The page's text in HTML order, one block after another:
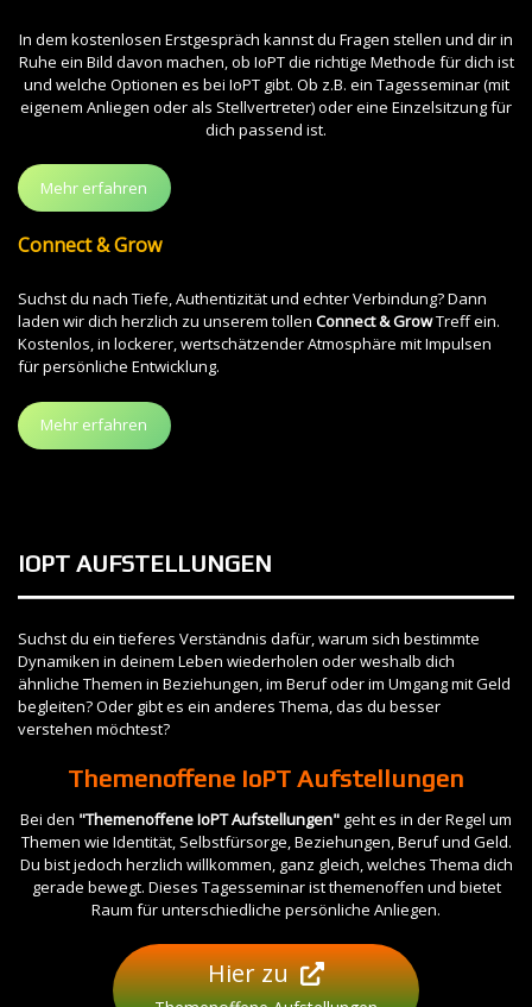
In dem kostenlosen Erstgespräch kannst du Fragen stellen und dir in
Ruhe ein Bild davon machen, ob IoPT die richtige Methode für dich ist
und welche Optionen es bei IoPT gibt. Ob z.B. ein Tagesseminar (mit
eigenem Anliegen oder als Stellvertreter) oder eine Einzelsitzung für
dich passend ist.
Mehr erfahren
Connect & Grow
Suchst du nach Tiefe, Authentizität und echter Verbindung? Dann
laden wir dich herzlich zu unserem tollen Connect & GrowTreff ein.
Kostenlos, in lockerer, wertschätzender Atmosphäre mit Impulsen
für persönliche Entwicklung.
Mehr erfahren
IOPT AUFSTELLUNGEN
Suchst du ein tieferes Verständnis dafür, warum sich bestimmte
Dynamiken in deinem Leben wiederholen oder weshalb dich
ähnliche Themen in Beziehungen, im Beruf oder im Umgang mit Geld
begleiten? Oder gibt es ein anderes Thema, das du besser
verstehen möchtest?
Themenoffene IoPT Aufstellungen
Bei den "Themenoffene IoPT Aufstellungen" geht es in der Regel um
Themen wie Identität, Selbstfürsorge, Beziehungen, Beruf und Geld.
Du bist jedoch herzlich willkommen, ganz gleich, welches Thema dich
gerade bewegt. Dieses Tagesseminar ist themenoffen und bietet
Raum für unterschiedliche persönliche Anliegen.
Hier zu